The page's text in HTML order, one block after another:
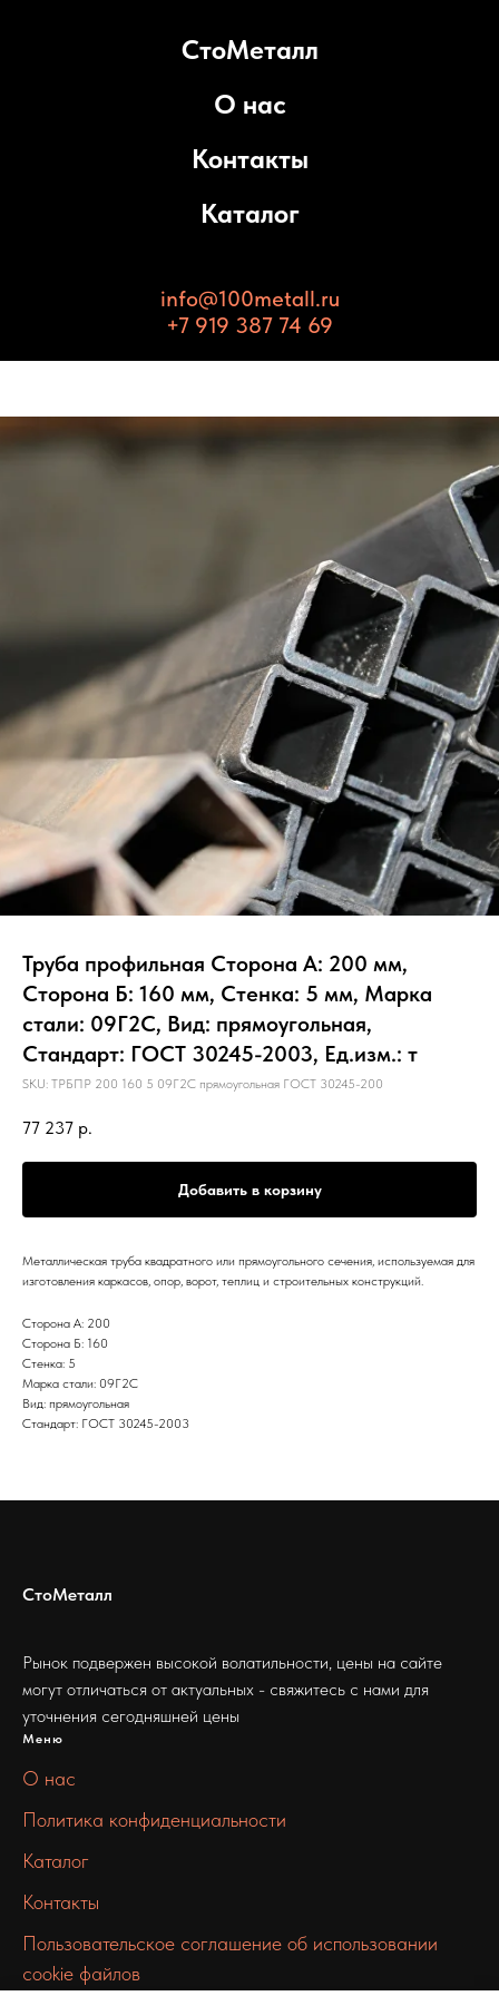
СтоМеталл
О нас
Контакты
Каталог
info@100metall.ru
+7 919 387 74 69
Труба профильная Сторона А: 200 мм,
Сторона Б: 160 мм, Стенка: 5 мм, Марка
стали: 09Г2С, Вид: прямоугольная,
Стандарт: ГОСТ 30245-2003, Ед.изм.: т
SKU: ТРБПР 200 160 5 09Г2С прямоугольная ГОСТ 30245-200
77 237 р.
Добавить в корзину
Металлическая труба квадратного или прямоугольного сечения, используемая для
изготовления каркасов, опор, ворот, теплиц и строительных конструкций.
Сторона А: 200
Сторона Б: 160
Стенка: 5
Марка стали: 09Г2С
Вид: прямоугольная
Стандарт: ГОСТ 30245-2003
СтоМеталл
Рынок подвержен высокой волатильности, цены на сайте
могут отличаться от актуальных - свяжитесь с нами для
уточнения сегодняшней цены
Меню
О нас
Политика конфиденциальности
Каталог
Контакты
Пользовательское соглашение об использовании
cookie файлов